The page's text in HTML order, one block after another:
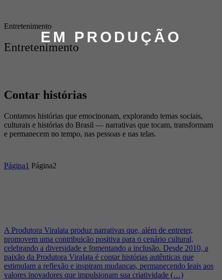
Entretenimento
Entretenimento
Contar histórias
Contamos histórias que emocinonam, explorando temas sociais,
culturais e histórias do Brasil — narrativas que tocam, transformam
e permanecem no tempo, nas pessoas e nas telas.
EM PRODUÇÃO
Página1 Página2
A Produtora Viralata produz narrativas que, além de entreter,
promovem uma contribuição positiva para o cenário cultural,
celebrando a diversidade e fomentando a inclusão. Desde 2010, a
paixão da Produtora Viralata é contar histórias autênticas que
estimulam a reflexão e inspiram mudanças, permanecendo leais aos
valores inovadores que impulsionam sua criatividade (…)